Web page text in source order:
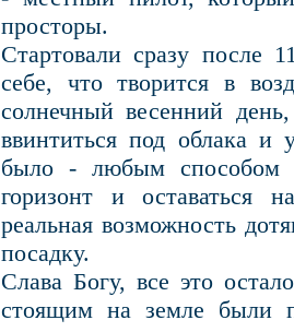
просторы.
Стартовали сразу после
себе, что творится в
солнечный весенний
ввинтиться под облака
было - любым способом
горизонт и оставаться
реальная возможность
посадку.
Слава Богу, все это
стоящим на земле были